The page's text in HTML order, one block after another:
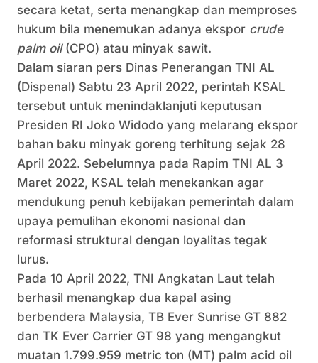
secara ketat, serta menangkap dan memproses
hukum bila menemukan adanya ekspor crude
palm oil(CPO) atau minyak sawit.
Dalam siaran pers Dinas Penerangan TNI AL
(Dispenal) Sabtu 23 April 2022, perintah KSAL
tersebut untuk menindaklanjuti keputusan
Presiden RI Joko Widodo yang melarang ekspor
bahan baku minyak goreng terhitung sejak 28
April 2022. Sebelumnya pada Rapim TNI AL 3
Maret 2022, KSAL telah menekankan agar
mendukung penuh kebijakan pemerintah dalam
upaya pemulihan ekonomi nasional dan
reformasi struktural dengan loyalitas tegak
lurus.
Pada 10 April 2022, TNI Angkatan Laut telah
berhasil menangkap dua kapal asing
berbendera Malaysia, TB Ever Sunrise GT 882
dan TK Ever Carrier GT 98 yang mengangkut
muatan 1.799.959 metric ton (MT) palm acid oil